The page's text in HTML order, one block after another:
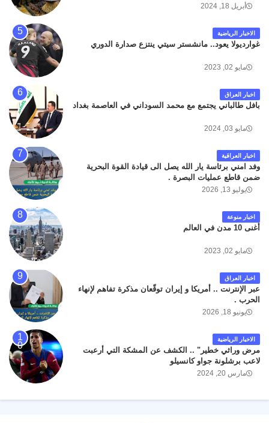
أبريل 18, 2024
الاخبار الرياضية
غوارديولا يعود.. مانشستر سيتي ينتزع صدارة الدوري
مايو 02, 2023
اخبار العراق
بافل طالباني يجتمع مع محمد السوداني في العاصمة بغداد
مايو 03, 2024
اخبار العراقية
وفد امني برئاسة يار الله يصل الى قيادة القوة البحرية
ضمن قاطع عمليات البصرة .
يوليو 13, 2026
اخبار منوعة
أغنى 10 مدن في العالم
مايو 02, 2023
اخبار العراق
عبر الإنترنت .. أمريكا و إيران توقّعان مذكرة تفاهم لإنهاء
الحرب .
يونيو 18, 2026
الاخبار الرياضية
مرض وراثي خطير" .. الكشف عن المشكة التي أرعبت
لاعب برشلونة جواو كانسيلو
مارس 20, 2024